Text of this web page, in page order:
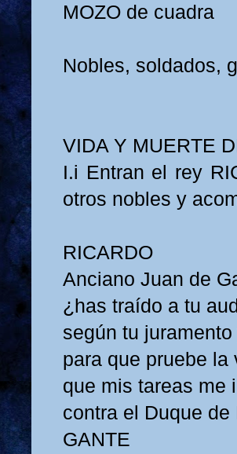
MOZO de cuadra
Nobles, soldados,
VIDA Y MUERTE
I.i Entran el rey
otros nobles y
RICARDO
Anciano Juan de
¿has traído a tu
según tu
para que pruebe
que mis tareas me
contra el Duque de
GANTE